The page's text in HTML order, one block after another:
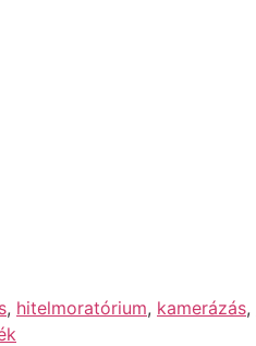
, hitelmoratórium, kamerázás,